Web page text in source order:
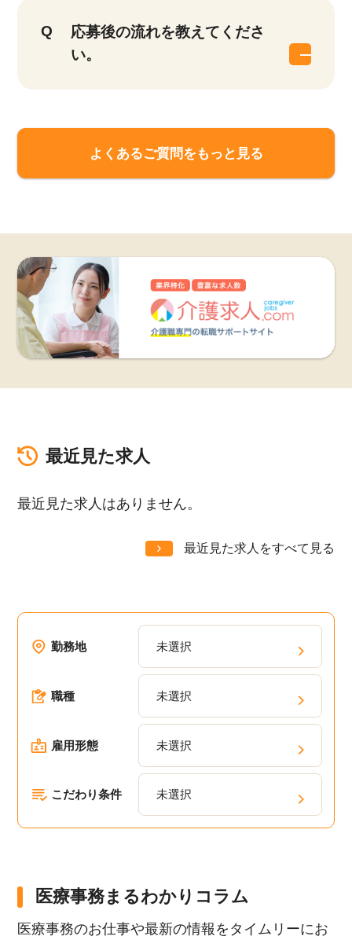
応募後の流れを教えてくださ
い。
よくあるご質問をもっと見る
最近見た求人
最近見た求人はありません。
最近見た求人をすべて見る
勤務地 未選択
職種 未選択
雇用形態 未選択
こだわり条件 未選択
医療事務まるわかりコラム
医療事務のお仕事や最新の情報をタイムリーにお